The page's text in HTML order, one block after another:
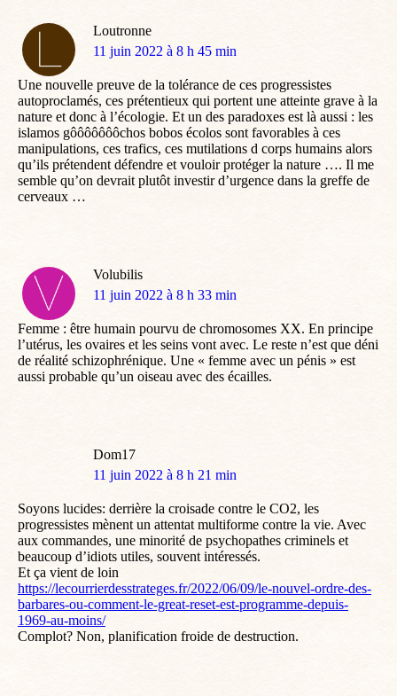
Loutronne
dit
11 juin 2022 à 8 h 45 min
Une nouvelle preuve de la tolérance de ces progressistes
autoproclamés, ces prétentieux qui portent une atteinte grave à la
nature et donc à l’écologie. Et un des paradoxes est là aussi : les
islamos gôôôôôôôchos bobos écolos sont favorables à ces
manipulations, ces trafics, ces mutilations d corps humains alors
qu’ils prétendent défendre et vouloir protéger la nature …. Il me
semble qu’on devrait plutôt investir d’urgence dans la greffe de
cerveaux …
Volubilis
dit
11 juin 2022 à 8 h 33 min
Femme : être humain pourvu de chromosomes XX. En principe
l’utérus, les ovaires et les seins vont avec. Le reste n’est que déni
de réalité schizophrénique. Une « femme avec un pénis » est
aussi probable qu’un oiseau avec des écailles.
Dom17
dit
11 juin 2022 à 8 h 21 min
Soyons lucides: derrière la croisade contre le CO2, les
progressistes mènent un attentat multiforme contre la vie. Avec
aux commandes, une minorité de psychopathes criminels et
beaucoup d’idiots utiles, souvent intéressés.
Et ça vient de loin
https://lecourrierdesstrateges.fr/2022/06/09/le-nouvel-ordre-des-
barbares-ou-comment-le-great-reset-est-programme-depuis-
1969-au-moins/
Complot? Non, planification froide de destruction.